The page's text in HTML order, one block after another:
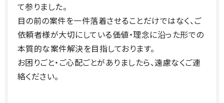
て参りました。
目の前の案件を一件落着させることだけではなく、ご
依頼者様が大切にしている価値・理念に沿った形での
本質的な案件解決を目指しております。
お困りごと・ご心配ごとがありましたら、遠慮なくご連
絡ください。